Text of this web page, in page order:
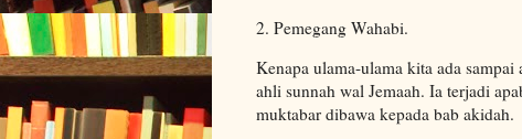
2. Pemegang Wahabi.
Kenapa ulama-ulama kita ada
ahli sunnah wal Jemaah. Ia terjadi
muktabar dibawa kepada bab akidah.